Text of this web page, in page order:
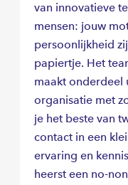
van innovatieve
mensen: jouw
persoonlijkheid
papiertje. Het
maakt onderdeel
organisatie met
je het beste van
contact in een
ervaring en
heerst een no-